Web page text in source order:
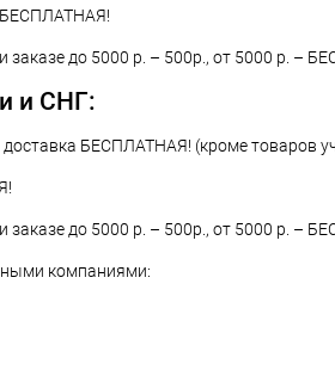
БЕСПЛАТНАЯ!
заказе до 5000 р. – 500р., от 5000 р. –
и СНГ:
БЕСПЛАТНАЯ! (кроме товаров
заказе до 5000 р. – 500р., от 5000 р. –
компаниями: